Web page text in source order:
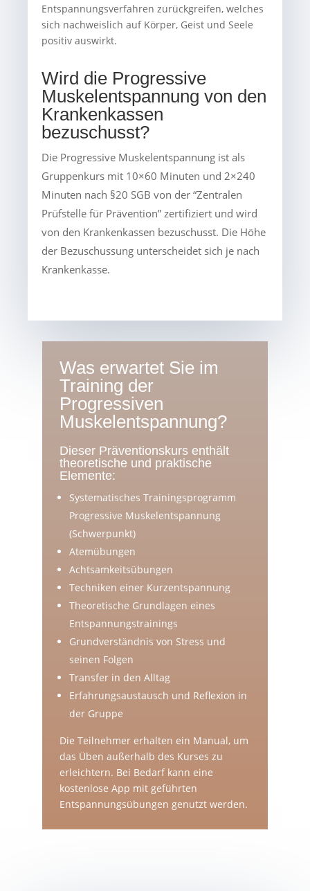
Entspannungsverfahren zurückgreifen, welches
sich nachweislich auf Körper, Geist und Seele
positiv auswirkt.
Wird die Progressive
Muskelentspannung von den
Krankenkassen
bezuschusst?
Die Progressive Muskelentspannung ist als
Gruppenkurs mit 10×60 Minuten und 2×240
Minuten nach §20 SGB von der “Zentralen
Prüfstelle für Prävention” zertifiziert und wird
von den Krankenkassen bezuschusst. Die Höhe
der Bezuschussung unterscheidet sich je nach
Krankenkasse.
Was erwartet Sie im
Training der
Progressiven
Muskelentspannung?
Dieser Präventionskurs enthält
theoretische und praktische
Elemente:
Systematisches Trainingsprogramm
Progressive Muskelentspannung
(Schwerpunkt)
Atemübungen
Achtsamkeitsübungen
Techniken einer Kurzentspannung
Theoretische Grundlagen eines
Entspannungstrainings
Grundverständnis von Stress und
seinen Folgen
Transfer in den Alltag
Erfahrungsaustausch und Reflexion in
der Gruppe
Die Teilnehmer erhalten ein Manual, um
das Üben außerhalb des Kurses zu
erleichtern. Bei Bedarf kann eine
kostenlose App mit geführten
Entspannungsübungen genutzt werden.